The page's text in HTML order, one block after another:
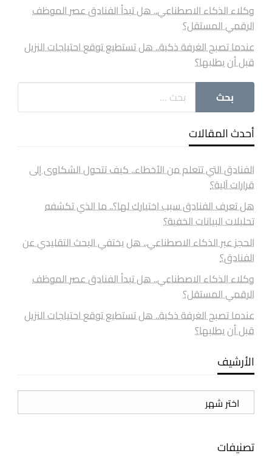
وكلاء الذكاء الاصطناعي.. هل تبدأ الفنادق عصر الموظف
الرقمي المستقل؟
عندما تصبح الغرفة ذكية.. هل تستطيع توقع احتياجات النزيل
قبل أن يطلبها؟
أحدث المقالات
الفنادق التي تتعلم من الأخطاء.. كيف تتحول الشكاوى إلى
قرارات آلية؟
هل تعرف الفنادق سبب اختيارك لها؟.. ما الذي تكشفه
تحليلات البيانات الخفية؟
الحجز عبر الذكاء الاصطناعي.. هل يختفي البحث التقليدي عن
الفنادق؟
وكلاء الذكاء الاصطناعي.. هل تبدأ الفنادق عصر الموظف
الرقمي المستقل؟
عندما تصبح الغرفة ذكية.. هل تستطيع توقع احتياجات النزيل
قبل أن يطلبها؟
الأرشيف
الأرشيف
تصنيفات